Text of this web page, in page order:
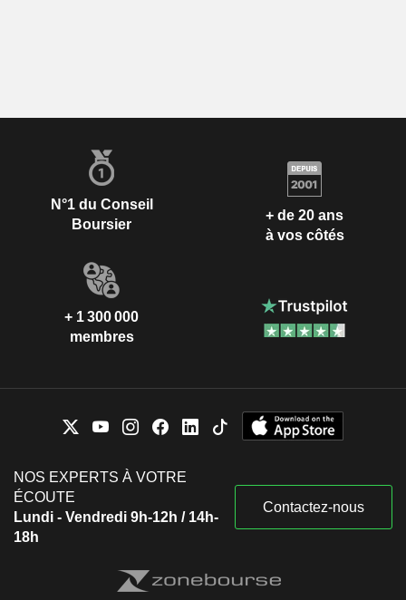
N°1 du Conseil
Boursier
+ de 20 ans
à vos côtés
+ 1 300 000
membres
NOS EXPERTS À VOTRE
ÉCOUTE
Lundi - Vendredi 9h-12h / 14h-
18h
Contactez-nous